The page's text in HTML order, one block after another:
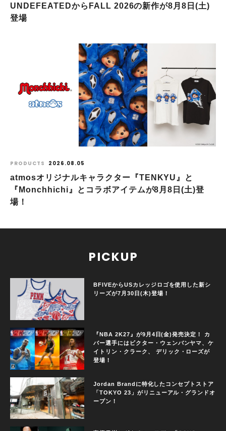
UNDEFEATEDからFALL 2026の新作が8⽉8⽇(⼟)
登場
PRODUCTS 2026.08.05
atmosオリジナルキャラクター『TENKYU』と
『Monchhichi』とコラボアイテムが8月8日(土)登
場！
PICKUP
BFIVEからUSカレッジロゴを使用した新シ
リーズが7月30日(木)登場！
『NBA 2K27』が9月4日(金)発売決定！ カ
バー選手にはビクター・ウェンバンヤマ、ケ
イトリン・クラーク、 デリック・ローズが
登場！
Jordan Brandに特化したコンセプトストア
「TOKYO 23」がリニューアル・グランドオ
ープン！